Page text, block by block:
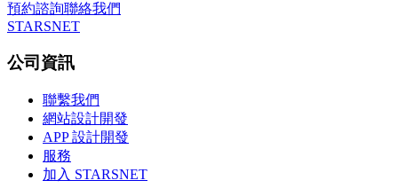
預約諮詢聯絡我們
STARSNET
公司資訊
聯繫我們
網站設計開發
APP 設計開發
服務
加入 STARSNET